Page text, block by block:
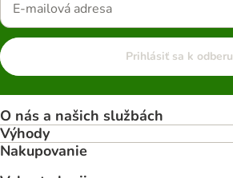
Prihlásiť sa k odberu
O nás a našich službách
Výhody
Nakupovanie